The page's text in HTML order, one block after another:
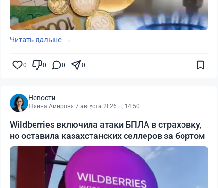
Читать дальше →
0 0 0 0
Новости
Жанна Амирова·7 августа 2026 г., 14:50
Wildberries включила атаки БПЛА в страховку,
но оставила казахстанских селлеров за бортом